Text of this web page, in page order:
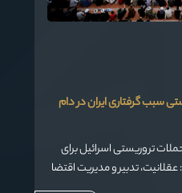
سبب گرفتاری ایران در دام
تروریستی اسرائیل برای
تدبیر و مدیریت اقتضا
در این قضیه برخورد باید یک